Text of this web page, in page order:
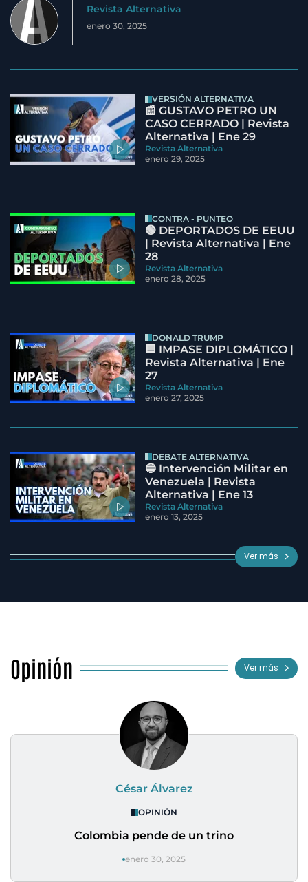
Revista Alternativa
enero 30, 2025
VERSIÓN ALTERNATIVA
📰 GUSTAVO PETRO UN
CASO CERRADO | Revista
Alternativa | Ene 29
Revista Alternativa
enero 29, 2025
CONTRA - PUNTEO
🟢 DEPORTADOS DE EEUU
| Revista Alternativa | Ene
28
Revista Alternativa
enero 28, 2025
DONALD TRUMP
🟦 IMPASE DIPLOMÁTICO |
Revista Alternativa | Ene
27
Revista Alternativa
enero 27, 2025
DEBATE ALTERNATIVA
🔵 Intervención Militar en
Venezuela | Revista
Alternativa | Ene 13
Revista Alternativa
enero 13, 2025
Ver más
Opinión Ver más
César Álvarez
OPINIÓN
Colombia pende de un trino
enero 30, 2025